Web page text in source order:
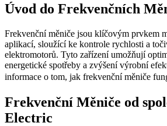
Úvod do Frekvenčních
Frekvenční měniče jsou klíčovým prvkem
aplikací, sloužící ke kontrole rychlosti a
elektromotorů. Tyto zařízení umožňují
energetické spotřeby a zvýšení výrobní
informace o tom, jak frekvenční měniče
Frekvenční Měniče od
Electric